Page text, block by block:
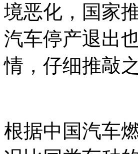
境恶化，国家
汽车停产退出
情，仔细推敲
根据中国汽车